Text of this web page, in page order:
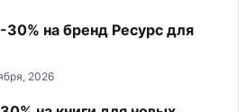
30% на бренд Ресурс для
2026